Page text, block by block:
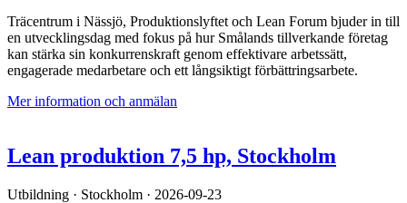
Träcentrum i Nässjö, Produktionslyftet och Lean Forum bjuder in till
en utvecklingsdag med fokus på hur Smålands tillverkande företag
kan stärka sin konkurrenskraft genom effektivare arbetssätt,
engagerade medarbetare och ett långsiktigt förbättringsarbete.
Mer information och anmälan
Lean produktion 7,5 hp, Stockholm
Utbildning · Stockholm · 2026-09-23